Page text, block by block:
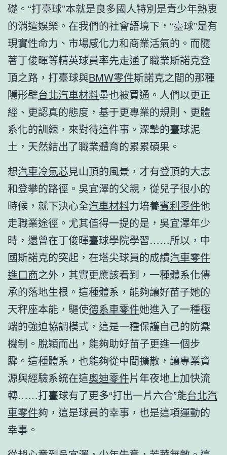
礎。“打臺球”本就是良多國人特別是青少年熱衷
的消遣娛樂。在我們的社會語境下，“臺球”是有
現實性命力、市場感化力和商業活氣的。而隨
著丁俊暉等精英球員率先走通了職業斯諾克登
頂之路，打臺球與BMW零件斯諾克之間的那種
隱形壁台北汽車材料壘也被買通。人們以更正
經、更認真的態度，基于更專業的規則、更體
系化的訓練，來對待這件事。深摯的臺球泥
土，天然結出了職業體育的累累碩果。
想汽車冷氣芯見山頂的風景，才有登頂的大志
和登攀的路徑。吳宜澤的父親，從兒子很小的
時候，就下決心全汽車材料力培養賓利零件他
走職業途徑。尤其值得一提的是，吳宜澤年少
時，還曾在丁俊暉臺球學院學習……所以，中
國斯諾克的突起，在塔尖球員的成績汽車零件
進口商之外，其實更應該看到，一種體系化傳
承的落地生根。這種體系，能夠讓好苗子她的
天秤座本能，驅使德系車零件她進入了一種極
端的強迫協調模式，這是一種保護自己的防禦
機制。脫穎而出，能夠助好苗子更進一個步
驟。這種體系，也能夠從中間擴散，讓專業資
源與經驗系統在這奧迪零件片年夜地上加快流
轉……打臺球有了更多“打出一片六合”能台北汽
車零件夠，這是球員的幸事，也是這項運動的
幸事。